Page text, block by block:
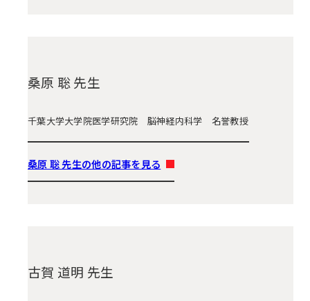
桑原 聡 先生
千葉大学大学院医学研究院 脳神経内科学 名誉教授
桑原 聡 先生の他の記事を見る
古賀 道明 先生